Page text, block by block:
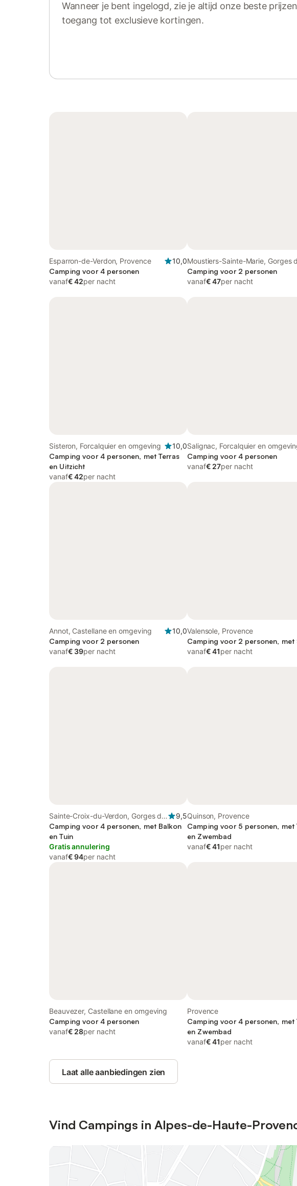
Wanneer je bent ingelogd, zie je altijd onze beste
toegang tot exclusieve kortingen.
Esparron-de-Verdon, Provence
10,0
Camping voor 4 personen
vanaf€ 42per nacht
Moustiers-Sainte-Marie, Gorges
Verdon
Camping voor 2 personen
vanaf€ 47per nacht
Sisteron, Forcalquier en omgeving
10,0
Camping voor 4 personen, met Terras
en Uitzicht
vanaf€ 42per nacht
Salignac, Forcalquier en
Camping voor 4 personen
vanaf€ 27per nacht
Annot, Castellane en omgeving
10,0
Camping voor 2 personen
vanaf€ 39per nacht
Valensole, Provence
Camping voor 2 personen, met
vanaf€ 41per nacht
Sainte-Croix-du-Verdon, Gorges du
Verdon
9,5
Camping voor 4 personen, met Balkon
en Tuin
Gratis annulering
vanaf€ 94per nacht
Quinson, Provence
Camping voor 5 personen, met
en Zwembad
vanaf€ 41per nacht
Beauvezer, Castellane en omgeving
Camping voor 4 personen
vanaf€ 28per nacht
Provence
Camping voor 4 personen, met
en Zwembad
vanaf€ 41per nacht
Laat alle aanbiedingen zien
Vind Campings in Alpes-de-Haute-